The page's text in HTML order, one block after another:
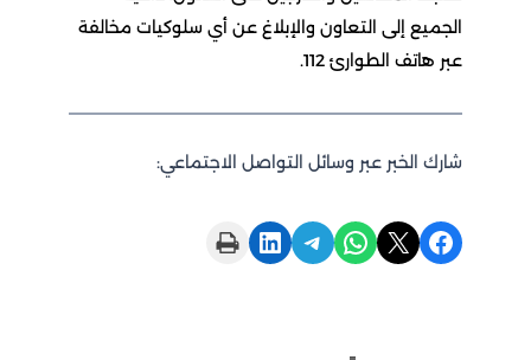
الجميع إلى التعاون والإبلاغ عن أي سلوكيات مخالفة
عبر هاتف الطوارئ 112.
شارك الخبر عبر وسائل التواصل الاجتماعي:
Share on Facebook
Share on X
Share on WhatsApp
Share on Telegram
Share on LinkedIn
Print this Page